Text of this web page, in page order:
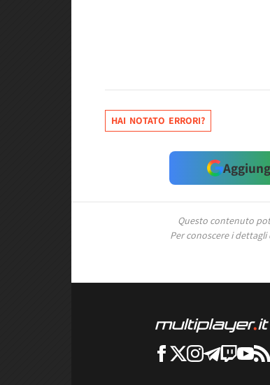
HAI NOTATO ERRORI?
Questo contenuto
Per conoscere i